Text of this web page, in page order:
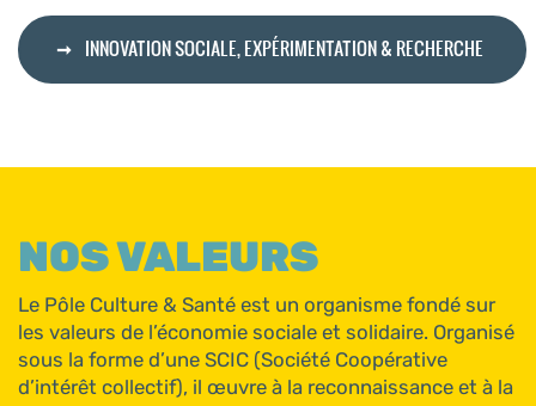
INNOVATION SOCIALE, EXPÉRIMENTATION & RECHERCHE
NOS VALEURS
Le Pôle Culture & Santé est un organisme fondé sur
les valeurs de l’économie sociale et solidaire. Organisé
sous la forme d’une SCIC (Société Coopérative
d’intérêt collectif), il œuvre à la reconnaissance et à la